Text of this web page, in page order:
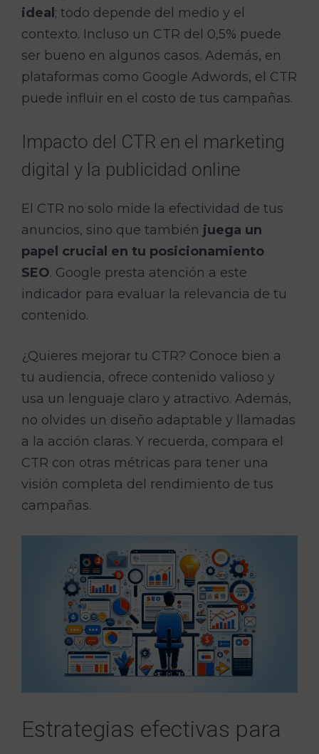
ideal; todo depende del medio y el
contexto. Incluso un CTR del 0,5% puede
ser bueno en algunos casos. Además, en
plataformas como Google Adwords, el CTR
puede influir en el costo de tus campañas.
Impacto del CTR en el marketing
digital y la publicidad online
El CTR no solo mide la efectividad de tus
anuncios, sino que también juega un
papel crucial en tu posicionamiento
SEO. Google presta atención a este
indicador para evaluar la relevancia de tu
contenido.
¿Quieres mejorar tu CTR? Conoce bien a
tu audiencia, ofrece contenido valioso y
usa un lenguaje claro y atractivo. Además,
no olvides un diseño adaptable y llamadas
a la acción claras. Y recuerda, compara el
CTR con otras métricas para tener una
visión completa del rendimiento de tus
campañas.
Estrategias efectivas para